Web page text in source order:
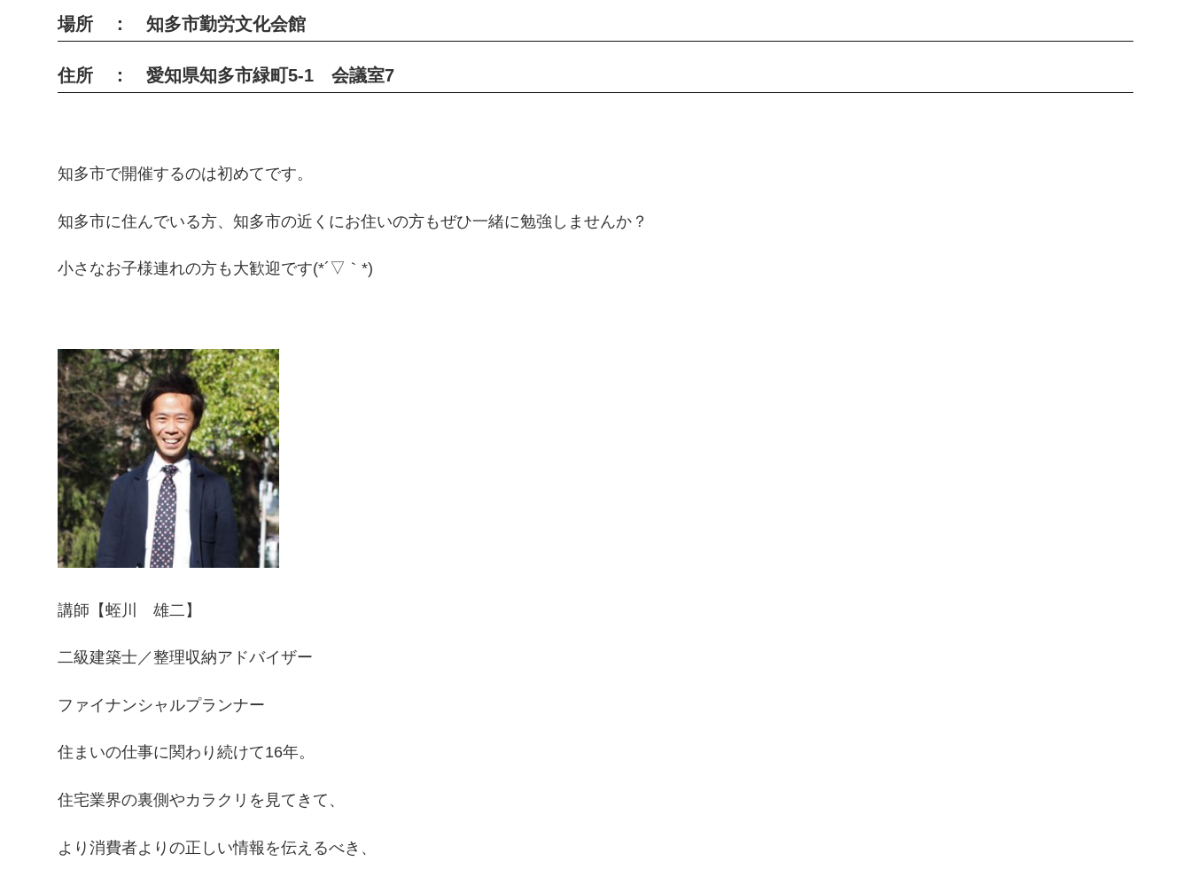
場所 ： 知多市勤労文化会館
住所 ： 愛知県知多市緑町5-1 会議室7
知多市で開催するのは初めてです。
知多市に住んでいる方、知多市の近くにお住いの方もぜひ一緒に勉強しませんか？
小さなお子様連れの方も大歓迎です(*´▽｀*)
講師【蛭川 雄二】
二級建築士／整理収納アドバイザー
ファイナンシャルプランナー
住まいの仕事に関わり続けて16年。
住宅業界の裏側やカラクリを見てきて、
より消費者よりの正しい情報を伝えるべき、